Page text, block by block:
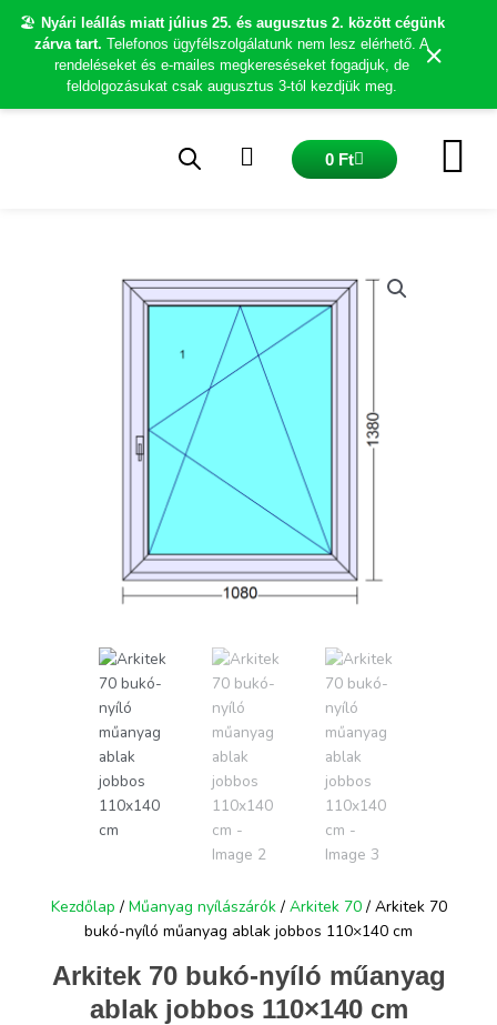
🏖️ Nyári leállás miatt július 25. és augusztus 2. között cégünk
zárva tart. Telefonos ügyfélszolgálatunk nem lesz elérhető. A
rendeléseket és e-mailes megkereséseket fogadjuk, de
feldolgozásukat csak augusztus 3-tól kezdjük meg.
×
Skip
0 FtKosár
Kezdőlap / Műanyag nyílászárók/ Arkitek 70/ Arkitek 70
bukó-nyíló műanyag ablak jobbos 110×140 cm
Arkitek 70 bukó-nyíló műanyag
ablak jobbos 110×140 cm